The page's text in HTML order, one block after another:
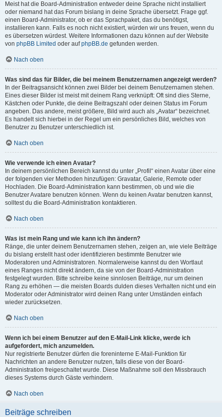
Meist hat die Board-Administration entweder deine Sprache nicht installiert
oder niemand hat das Forum bislang in deine Sprache übersetzt. Frage ggf.
einen Board-Administrator, ob er das Sprachpaket, das du benötigst,
installieren kann. Falls es noch nicht existiert, würden wir uns freuen, wenn du
es übersetzen würdest. Weitere Informationen dazu können auf der Website
von phpBB Limited oder aufphpBB.de gefunden werden.
Nach oben
Was sind das für Bilder, die bei meinem Benutzernamen angezeigt werden?
In der Beitragsansicht können zwei Bilder bei deinem Benutzernamen stehen.
Eines dieser Bilder ist meist mit deinem Rang verknüpft: Oft sind dies Sterne,
Kästchen oder Punkte, die deine Beitragszahl oder deinen Status im Forum
angeben. Das andere, meist größere, Bild wird auch als „Avatar“ bezeichnet.
Es handelt sich hierbei in der Regel um ein persönliches Bild, welches von
Benutzer zu Benutzer unterschiedlich ist.
Nach oben
Wie verwende ich einen Avatar?
In deinem persönlichen Bereich kannst du unter „Profil“ einen Avatar über eine
der folgenden vier Methoden hinzufügen: Gravatar, Galerie, Remote oder
Hochladen. Die Board-Administration kann bestimmen, ob und wie die
Benutzer Avatare benutzen können. Wenn du keinen Avatar benutzen kannst,
solltest du die Board-Administration kontaktieren.
Nach oben
Was ist mein Rang und wie kann ich ihn ändern?
Ränge, die unter deinem Benutzernamen stehen, zeigen an, wie viele Beiträge
du bislang erstellt hast oder identifizieren bestimmte Benutzer wie
Moderatoren und Administratoren. Normalerweise kannst du den Wortlaut
eines Ranges nicht direkt ändern, da sie von der Board-Administration
festgelegt wurden. Bitte schreibe keine sinnlosen Beiträge, nur um deinen
Rang zu erhöhen — die meisten Boards dulden dieses Verhalten nicht und ein
Moderator oder Administrator wird deinen Rang unter Umständen einfach
wieder zurücksetzen.
Nach oben
Wenn ich bei einem Benutzer auf den E-Mail-Link klicke, werde ich
aufgefordert, mich anzumelden.
Nur registrierte Benutzer dürfen die foreninterne E-Mail-Funktion für
Nachrichten an andere Benutzer nutzen, falls diese von der Board-
Administration freigeschaltet wurde. Diese Maßnahme soll den Missbrauch
dieses Systems durch Gäste verhindern.
Nach oben
Beiträge schreiben